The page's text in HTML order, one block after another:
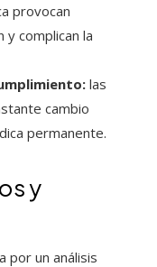
provocan
y complican la
las
cambio
permanente.
y
por un análisis